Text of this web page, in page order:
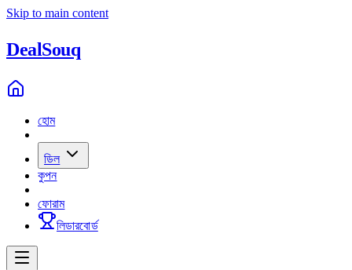
Skip to main content
DealSouq
হোম
ডিল
কুপন
ফোরাম
লিডারবোর্ড